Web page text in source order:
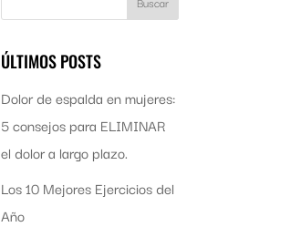
ÚLTIMOS POSTS
Dolor de espalda en mujeres:
5 consejos para ELIMINAR
el dolor a largo plazo.
Los 10 Mejores Ejercicios del
Año